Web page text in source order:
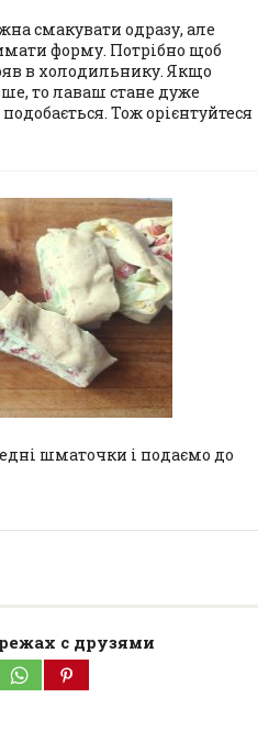
смакувати одразу, але
форму. Потрібно щоб
в холодильнику. Якщо
то лаваш стане дуже
Тож орієнтуйтеся
шматочки і подаємо до
с друзями